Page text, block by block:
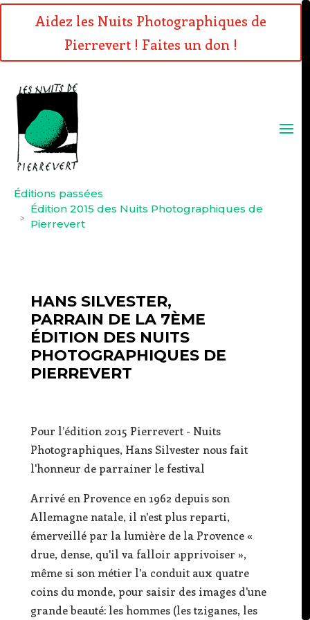
Aidez les Nuits Photographiques de
Pierrevert ! Faites un don !
Éditions passées
>
Édition 2015 des Nuits Photographiques de
Pierrevert
HANS SILVESTER,
PARRAIN DE LA 7ÈME
ÉDITION DES NUITS
PHOTOGRAPHIQUES DE
PIERREVERT
Pour l’édition 2015 Pierrevert - Nuits
Photographiques, Hans Silvester nous fait
l'honneur de parrainer le festival
Arrivé en Provence en 1962 depuis son
Allemagne natale, il n'est plus reparti,
émerveillé par la lumière de la Provence «
drue, dense, qu'il va falloir apprivoiser »,
même si son métier l'a conduit aux quatre
coins du monde, pour saisir des images d'une
grande beauté: les hommes (les tziganes, les